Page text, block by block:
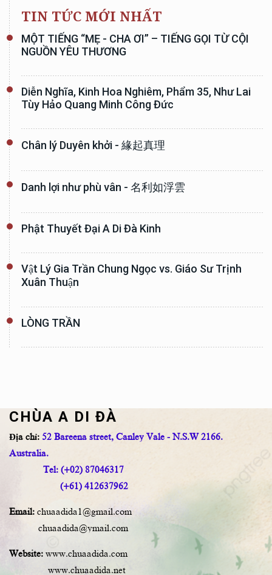
TIN TỨC MỚI NHẤT
MỘT TIẾNG “MẸ - CHA ƠI” – TIẾNG GỌI TỪ CỘI
NGUỒN YÊU THƯƠNG
Diễn Nghĩa, Kinh Hoa Nghiêm, Phẩm 35, Như Lai
Tùy Hảo Quang Minh Công Đức
Chân lý Duyên khởi - 緣起真理
Danh lợi như phù vân - 名利如浮雲
Phật Thuyết Đại A Di Đà Kinh
Vật Lý Gia Trần Chung Ngọc vs. Giáo Sư Trịnh
Xuân Thuận
LÒNG TRẦN
CHÙA A DI ĐÀ
Địa chỉ: 52 Bareena street, Canley Vale - N.S.W 2166.
Australia.
Tel: (+02) 87046317
(+61) 412637962
Email: chuaadida1@gmail.com
chuaadida@ymail.com
Website: www.chuaadida.com
www.chuaadida.net